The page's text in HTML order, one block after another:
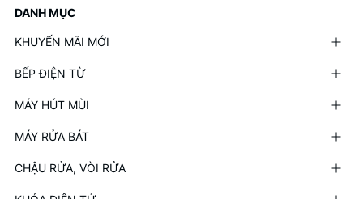
DANH MỤC
KHUYẾN MÃI MỚI
BẾP ĐIỆN TỪ
MÁY HÚT MÙI
MÁY RỬA BÁT
CHẬU RỬA, VÒI RỬA